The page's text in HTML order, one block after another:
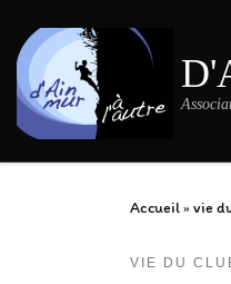
Passer au contenu
Accueil »vie
VIE DU